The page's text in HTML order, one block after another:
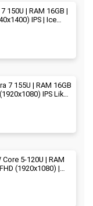
150U | RAM 16GB |
IPS | Ice
7 155U | RAM 16GB
IPS Like
5-120U | RAM
(1920x1080) |